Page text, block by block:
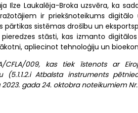
Ilze Laukalēja-Broka uzsvēra, ka
ir priekšnoteikums
pārtikas sistēmas drošību un
stāsti, kas izmanto
apliecinot tehnoloģiju un
A/CFLA/009, kas tiek īstenots ar
(5.1.1.2.i Atbalsta instruments
gada 24. oktobra noteikumiem